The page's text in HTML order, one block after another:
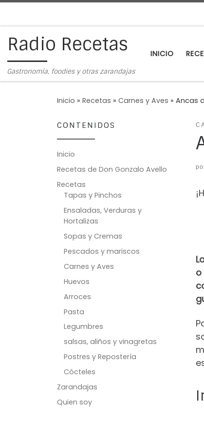
Radio Recetas
Gastronomía, foodies y otras zarandajas
INICIO
Inicio » Recetas » Carnes y Aves » Ancas
o
CONTENIDOS
Inicio
Recetas de Don Gonzalo Avello
Recetas
Tapas y Pinchos
Ensaladas, Verduras y
Hortalizas
Sopas y Cremas
Pescados y mariscos
Carnes y Aves
Huevos
Arroces
Pasta
Legumbres
salsas, aliños y vinagretas
Postres y Repostería
Cócteles
Zarandajas
Quien soy